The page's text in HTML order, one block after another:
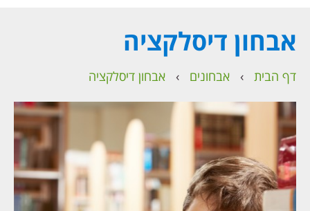
אבחון דיסלקציה
דף הבית › אבחונים › אבחון דיסלקציה